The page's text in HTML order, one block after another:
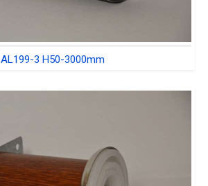
AL199-3 H50-3000mm